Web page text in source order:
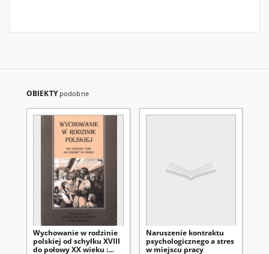
OBIEKTY podobne
Wychowanie w rodzinie
polskiej od schyłku XVIII
do połowy XX wieku :
Naruszenie kontraktu
psychologicznego a stres
w miejscu pracy